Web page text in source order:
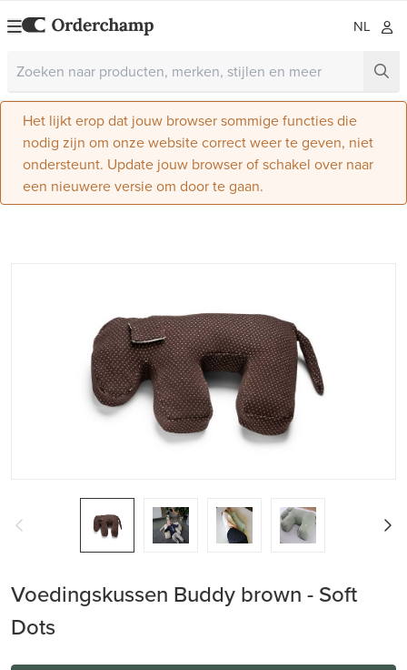
NL
Het lijkt erop dat jouw browser sommige functies die
nodig zijn om onze website correct weer te geven, niet
ondersteunt. Update jouw browser of schakel over naar
een nieuwere versie om door te gaan.
Voedingskussen Buddy brown - Soft
Dots